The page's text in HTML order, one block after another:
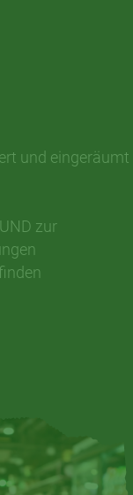
und eingeräumt
zur